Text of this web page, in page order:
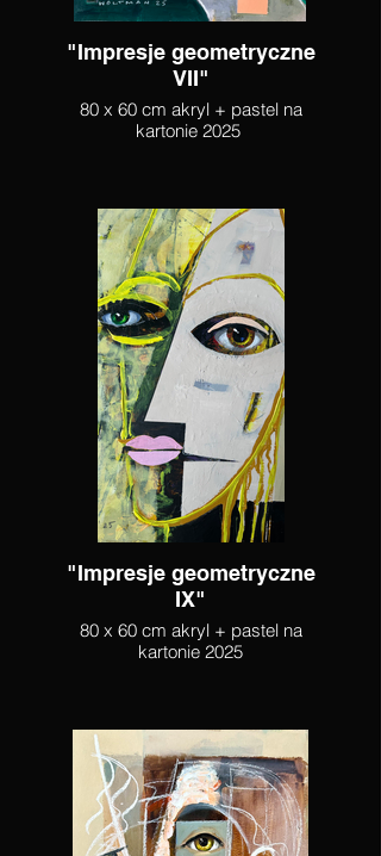
"Impresje geometryczne
VII"
80 x 60 cm akryl + pastel na
kartonie 2025
"Impresje geometryczne
IX"
80 x 60 cm akryl + pastel na
kartonie 2025